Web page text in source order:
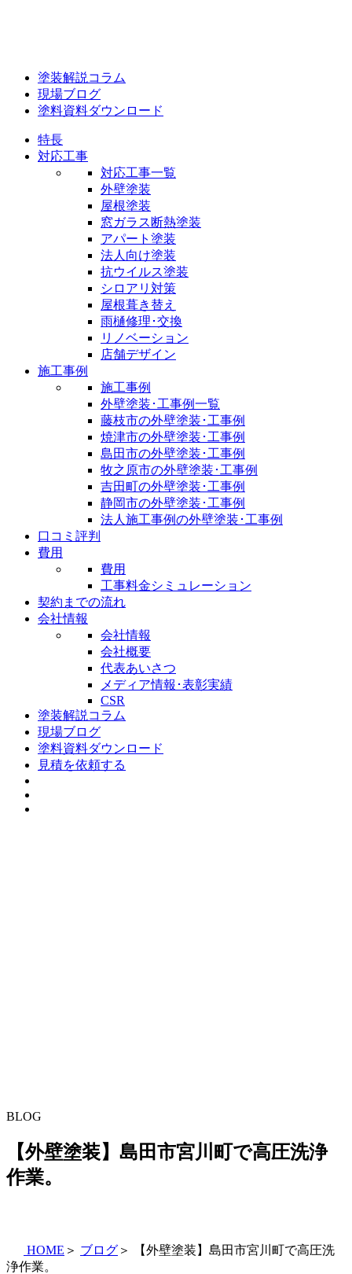
塗装解説コラム
現場ブログ
塗料資料ダウンロード
特長
対応工事
対応工事一覧
外壁塗装
屋根塗装
窓ガラス断熱塗装
アパート塗装
法人向け塗装
抗ウイルス塗装
シロアリ対策
屋根葺き替え
雨樋修理･交換
リノベーション
店舗デザイン
施工事例
施工事例
外壁塗装･工事例一覧
藤枝市の外壁塗装･工事例
焼津市の外壁塗装･工事例
島田市の外壁塗装･工事例
牧之原市の外壁塗装･工事例
吉田町の外壁塗装･工事例
静岡市の外壁塗装･工事例
法人施工事例の外壁塗装･工事例
口コミ評判
費用
費用
工事料金シミュレーション
契約までの流れ
会社情報
会社情報
会社概要
代表あいさつ
メディア情報･表彰実績
CSR
塗装解説コラム
現場ブログ
塗料資料ダウンロード
見積を依頼する
BLOG
【外壁塗装】島田市宮川町で高圧洗浄
作業。
HOME ＞ ブログ ＞
【外壁塗装】島田市宮川町で高圧洗
浄作業。